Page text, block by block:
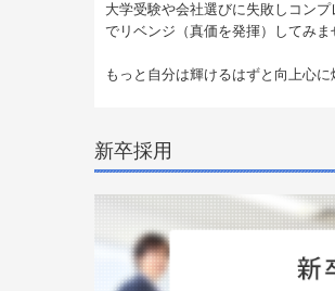
大学受験や会社選びに失敗しコン
でリベンジ（真価を発揮）してみま
もっと自分は輝けるはずと向上心
新卒採用